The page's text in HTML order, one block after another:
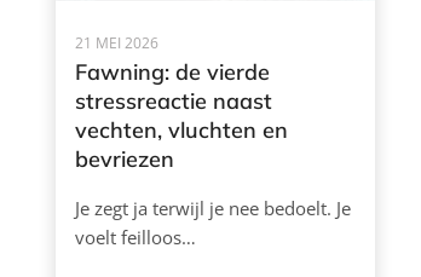
21 MEI 2026
Fawning: de vierde
stressreactie naast
vechten, vluchten en
bevriezen
Je zegt ja terwijl je nee bedoelt. Je
voelt feilloos…